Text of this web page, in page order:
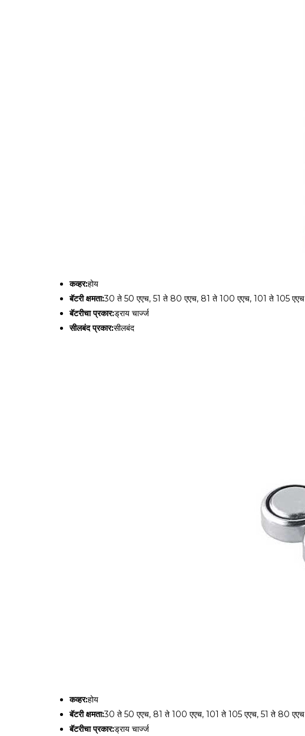
कव्हर:होय
बॅटरी क्षमता:30 ते 50 एएच, 51 ते 80 एएच, 81 ते 100 एएच, 101 ते 105 एएच
बॅटरीचा प्रकार:ड्राय चार्ज्ज
सीलबंद प्रकार:सीलबंद
कव्हर:होय
बॅटरी क्षमता:30 ते 50 एएच, 81 ते 100 एएच, 101 ते 105 एएच, 51 ते 80 एएच
बॅटरीचा प्रकार:ड्राय चार्ज्ज